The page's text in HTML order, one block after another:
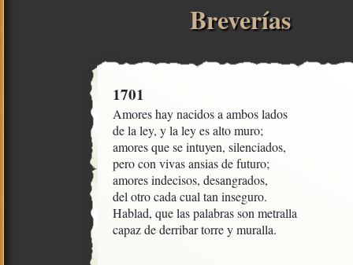
Breverías
1701
Amores hay nacidos a ambos lados
de la ley, y la ley es alto muro;
amores que se intuyen, silenciados,
pero con vivas ansias de futuro;
amores indecisos, desangrados,
del otro cada cual tan inseguro.
Hablad, que las palabras son metralla
capaz de derribar torre y muralla.